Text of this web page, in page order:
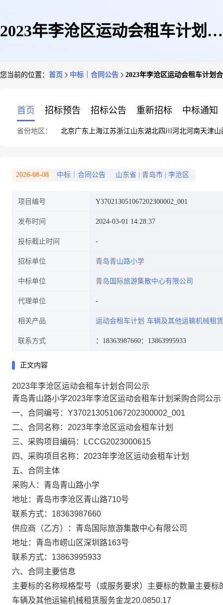
2023年李沧区运动会租车计划合
您当前的位置： 首页 中标｜合同公告 2023年李沧区运动会租车计划
首页 招标预告 招标公告 重新招标 中标通知
省份地区： 北京广东 上海江苏浙江山东湖北四川 河北河南天津山
2026-08-08 中标｜合同公告 山东省 青岛市 李沧区
项目编号 Y370213051067202300002_001
发布时间 2024-03-01 14:28:37
投标截止时间
招标单位 青岛青山路小学
中标单位 青岛国际旅游集散中心有限公司
代理单位
相关产品 运动会租车计划 车辆及其他运输机械租
联系方式 ：18363987660：13863995933
正文内容
2023年李沧区运动会租车计划合同公示
青岛青山路小学2023年李沧区运动会租车计划采购合同公示
一、合同编号：Y370213051067202300002_001
二、合同名称：2023年李沧区运动会租车计划
三、采购项目编码：LCCG2023000615
四、采购项目名称：2023年李沧区运动会租车计划
五、合同主体
采购人：青岛青山路小学
地址：青岛市李沧区青山路710号
联系方式：18363987660
供应商（乙方）：青岛国际旅游集散中心有限公司
地址：青岛市崂山区深圳路163号
联系方式：13863995933
六、合同主要信息
主要标的名称规格型号（或服务要求）主要标的数量主要标
车辆及其他运输机械租赁服务金龙20.0850.17